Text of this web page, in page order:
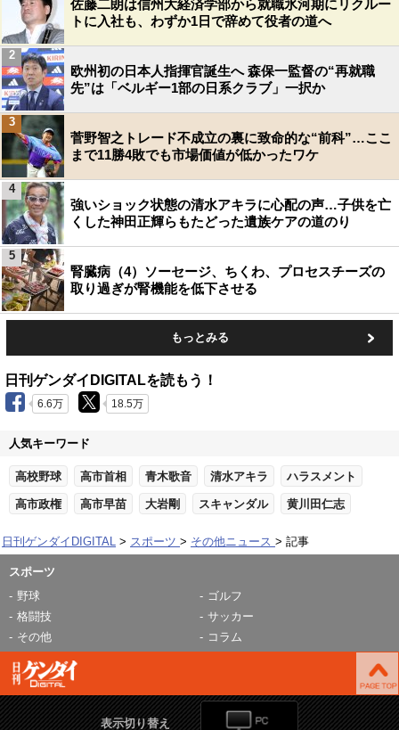
佐藤二朗は信州大経済学部から就職氷河期にリクルー
トに入社も、わずか1日で辞めて役者の道へ
欧州初の日本人指揮官誕生へ 森保一監督の“再就職
先”は「ベルギー1部の日系クラブ」一択か
2
菅野智之トレード不成立の裏に致命的な“前科”…ここ
まで11勝4敗でも市場価値が低かったワケ
3
強いショック状態の清水アキラに心配の声…子供を亡
くした神田正輝らもたどった遺族ケアの道のり
4
腎臓病（4）ソーセージ、ちくわ、プロセスチーズの
取り過ぎが腎機能を低下させる
5
もっとみる
日刊ゲンダイDIGITALを読もう！
6.6万 18.5万
人気キーワード
高校野球 高市首相 青木歌音 清水アキラ ハラスメント
高市政権 高市早苗 大岩剛 スキャンダル 黄川田仁志
日刊ゲンダイDIGITAL スポーツ その他ニュース 記事
スポーツ
野球
ゴルフ
格闘技
サッカー
その他
コラム
表示切り替え